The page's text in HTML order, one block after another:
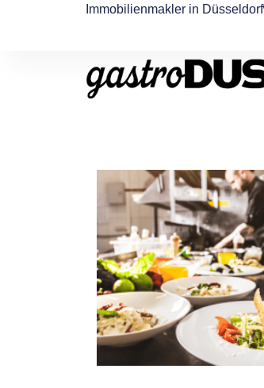
Immobilienmakler in Düsseldorf